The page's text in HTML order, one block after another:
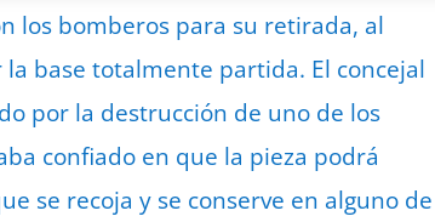
los bomberos para su retirada, al
base totalmente partida. El concejal
por la destrucción de uno de los
confiado en que la pieza podrá
se recoja y se conserve en alguno de